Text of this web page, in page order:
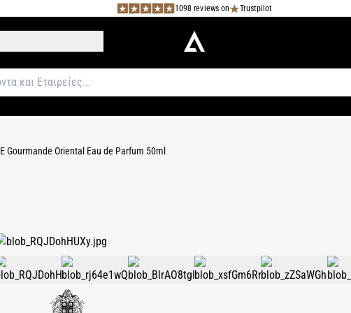
1098 reviews on Trustpilot
E Gourmande Oriental Eau de Parfum 50ml